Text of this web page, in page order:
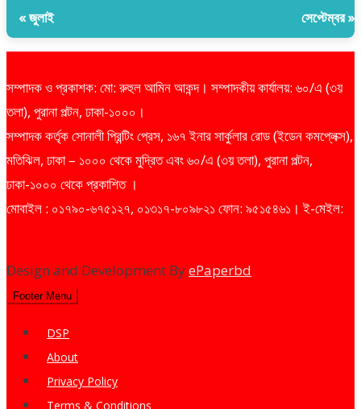
« জুলাই সেপ্টেম্বর »
সম্পাদক ও প্রকাশক: মো: রুহুল আমিন আকন্দ। সম্পাদকীয় কার্যালয়: ৬০/এ (৩য়
তলা), পুরানা পল্টন, ঢাকা-১০০০।
সম্পাদক কর্তৃক সোনালী প্রিন্টিং প্রেস, ১৬৭ ইনার সার্কুলার রোড (ইডেন কমপ্লেক্স),
মতিঝিল, ঢাকা – ১০০০ থেকে মুদ্রিত এবং ৬০/এ (৩য় তলা), পুরানা পল্টন,
ঢাকা-১০০০ থেকে প্রকাশিত ।
মোবাইল : ০১৭৯০-৬৭৫১২৭, ০১৩১৭-৮০৯৮২১ ফোন: ৯৫১৫৪৬১। ই-মেইল:
Design and Development ByePaperbd
Footer Menu
DSP
About
Privacy Policy
Terms & Conditions